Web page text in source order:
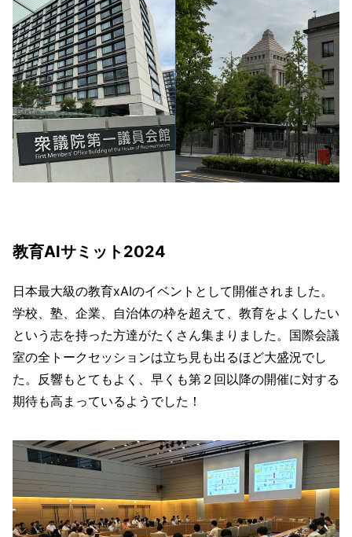
教育AIサミット2024
日本最大級の教育xAIのイベントとして開催されました。
学校、塾、企業、自治体の枠を超えて、教育をよくしたい
という志を持った方達がたくさん集まりました。国際会議
室の全トークセッションは立ち見も出るほど大盛況でし
た。反響もとてもよく、早くも第２回以降の開催に対する
期待も高まっているようでした！